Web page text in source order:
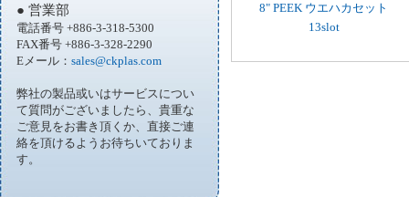
● 営業部
電話番号 +886-3-318-5300
FAX番号 +886-3-328-2290
Eメール： sales@ckplas.com
弊社の製品或いはサービスについ
て質問がございましたら、貴重な
ご意見をお書き頂くか、直接ご連
絡を頂けるようお待ちいておりま
す。
8" PEEK ウエハカセット
13slot